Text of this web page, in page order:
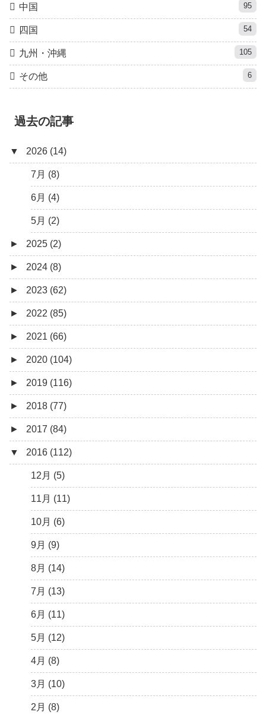
中国 95
四国 54
九州・沖縄 105
その他 6
過去の記事
▼ 2026 (14)
7月 (8)
6月 (4)
5月 (2)
► 2025 (2)
12月 (1)
6月 (1)
► 2024 (8)
8月 (1)
7月 (1)
5月 (2)
4月 (3)
3月 (1)
► 2023 (62)
9月 (1)
8月 (1)
7月 (8)
6月 (5)
5月 (7)
4月 (9)
3月 (15)
2月 (6)
1月 (10)
► 2022 (85)
12月 (3)
10月 (1)
9月 (4)
8月 (5)
7月 (5)
6月 (8)
5月 (13)
4月 (12)
3月 (13)
2月 (14)
1月 (7)
► 2021 (66)
12月 (4)
11月 (8)
10月 (1)
8月 (2)
7月 (4)
6月 (6)
5月 (5)
4月 (10)
3月 (5)
2月 (11)
1月 (10)
► 2020 (104)
12月 (7)
11月 (10)
10月 (8)
9月 (5)
8月 (9)
7月 (8)
6月 (3)
5月 (10)
4月 (7)
3月 (8)
2月 (19)
1月 (10)
► 2019 (116)
12月 (9)
11月 (11)
10月 (9)
9月 (16)
8月 (9)
7月 (11)
6月 (5)
5月 (8)
4月 (12)
3月 (9)
2月 (8)
1月 (9)
► 2018 (77)
12月 (6)
11月 (4)
10月 (8)
9月 (12)
8月 (4)
7月 (7)
6月 (7)
5月 (7)
4月 (6)
3月 (6)
2月 (4)
1月 (6)
► 2017 (84)
12月 (5)
11月 (3)
10月 (5)
9月 (1)
8月 (4)
7月 (6)
6月 (6)
5月 (7)
4月 (9)
3月 (13)
2月 (12)
1月 (13)
▼ 2016 (112)
12月 (5)
11月 (11)
10月 (6)
9月 (9)
8月 (14)
7月 (13)
6月 (11)
5月 (12)
4月 (8)
3月 (10)
2月 (8)